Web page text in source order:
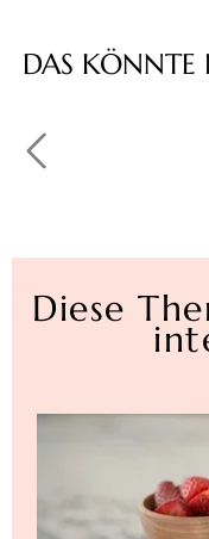
Produktgalerie
DAS KÖNNTE
Diese